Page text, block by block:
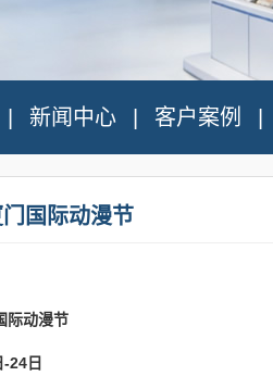
新闻中心 客户案例
国际动漫节
际动漫节
24日